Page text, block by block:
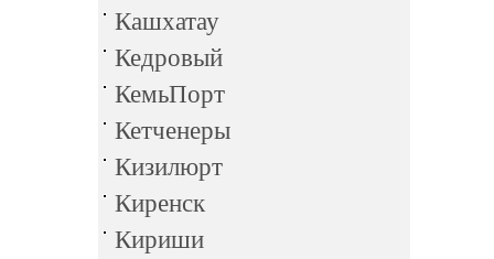
Кашхатау
Кедровый
КемьПорт
Кетченеры
Кизилюрт
Киренск
Кириши